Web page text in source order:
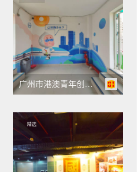
广州市港澳青年创新创业服务中心VR全景
精选